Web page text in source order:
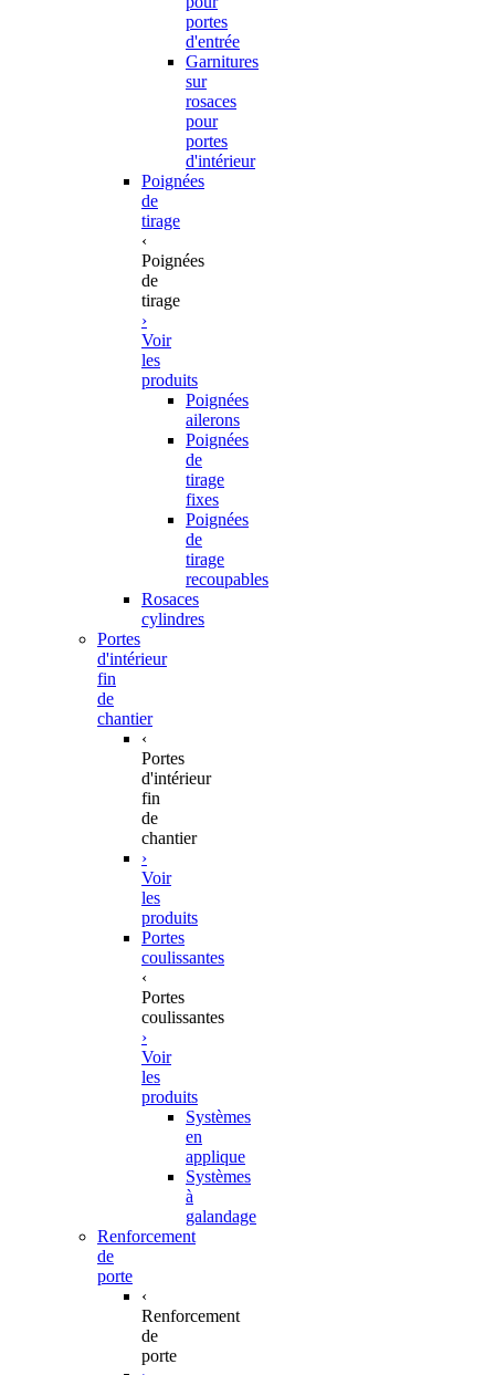
portes
d'entrée
Garnitures
sur
rosaces
pour
portes
d'intérieur
Poignées
de
tirage
‹
Poignées
de
tirage
›
Voir
les
produits
Poignées
ailerons
Poignées
de
tirage
fixes
Poignées
de
tirage
recoupables
Rosaces
cylindres
Portes
d'intérieur
fin
de
chantier
‹
Portes
d'intérieur
fin
de
chantier
›
Voir
les
produits
Portes
coulissantes
‹
Portes
coulissantes
›
Voir
les
produits
Systèmes
en
applique
Systèmes
à
galandage
Renforcement
de
porte
‹
Renforcement
de
porte